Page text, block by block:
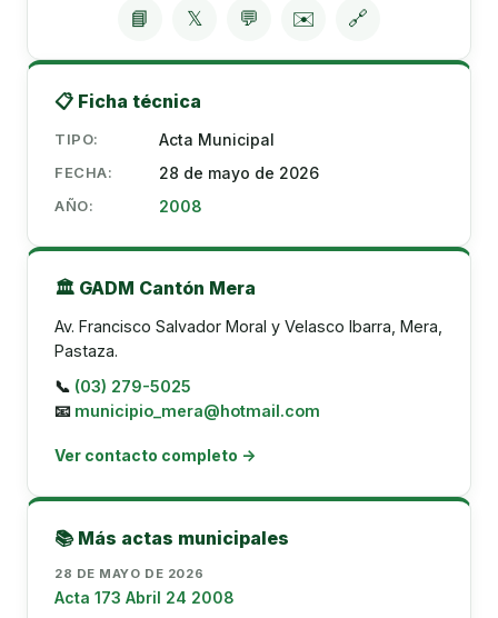
📘 𝕏 💬 ✉️ 🔗
📋 Ficha técnica
TIPO: Acta Municipal
FECHA: 28 de mayo de 2026
AÑO: 2008
🏛️ GADM Cantón Mera
Av. Francisco Salvador Moral y Velasco Ibarra, Mera,
Pastaza.
📞 (03) 279-5025
📧 municipio_mera@hotmail.com
Ver contacto completo →
📚 Más actas municipales
28 DE MAYO DE 2026
Acta 173 Abril 24 2008